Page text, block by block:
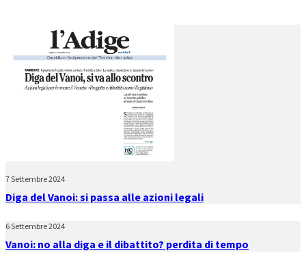
7 Settembre 2024
Diga del Vanoi: si passa alle azioni legali
6 Settembre 2024
Vanoi: no alla diga e il dibattito? perdita di tempo